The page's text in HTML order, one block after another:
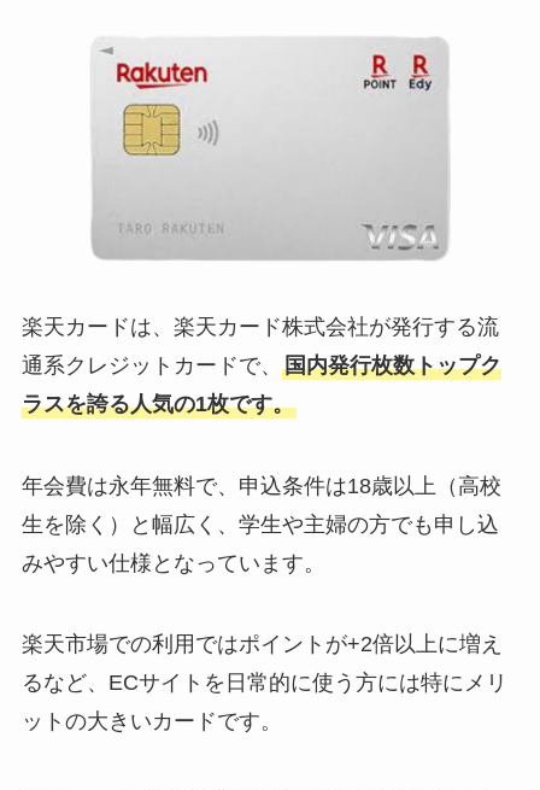
楽天カードは、楽天カード株式会社が発行する流
通系クレジットカードで、 国内発行枚数トップク
ラスを誇る人気の1枚です。
年会費は永年無料で、申込条件は18歳以上（高校
生を除く）と幅広く、学生や主婦の方でも申し込
みやすい仕様となっています。
楽天市場での利用ではポイントが+2倍以上に増え
るなど、ECサイトを日常的に使う方には特にメリ
ットの大きいカードです。